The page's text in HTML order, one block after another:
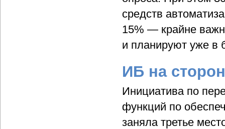
средств
15% — крайне
и планируют уже в
ИБ на
Инициатива по
функций по
заняла третье